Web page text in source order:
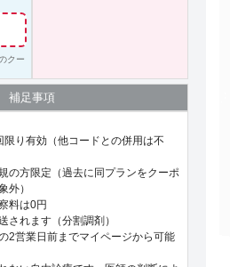
クー
補足事項
限り有効（他コードとの併用は不
の方限定（過去に同プランをクーポ
外）
料は0円
されます（分割調剤）
2営業日前までマイページから可能